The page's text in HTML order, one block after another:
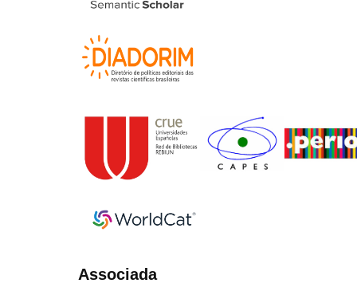
Associada